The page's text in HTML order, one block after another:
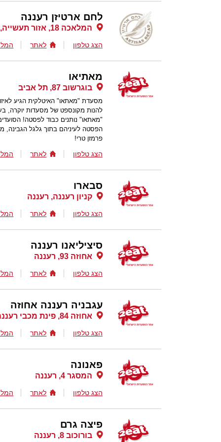
לחם ארטיזן רעננה
המלאכה 18, אזור תעשייה, רעננה
הצג טלפון לאתר
מאתיאו
בוגרשוב 87, תל אביב
מסעדת "מאתאו" האיטלקית הגיע
להנות מקונספט של מסעדות יוקרה,
"מאתאו" נותנים כבוד לפסטה!
הפסטה לעיניהם בתוך גלגל הגבינה,
פרמזן טרי!
הצג טלפון לאתר
סבארו
קניון רעננה, רעננה
הצג טלפון לאתר
סיציליאנו רעננה
אחוזה 93, רעננה
הצג טלפון לאתר
עגבניה רעננה אחוזה
אחוזה 84, פינת מכבי רעננה, רעננה
הצג טלפון לאתר
פאנונה
המסגר 4, רעננה
הצג טלפון לאתר
פיצה גרם
בורוכוב 8, רעננה